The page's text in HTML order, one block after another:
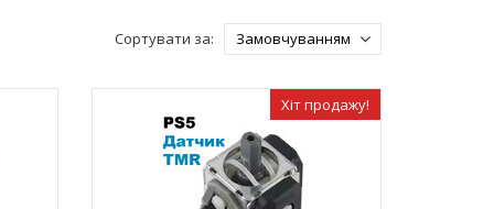
Сортувати за:
Хіт продажу!